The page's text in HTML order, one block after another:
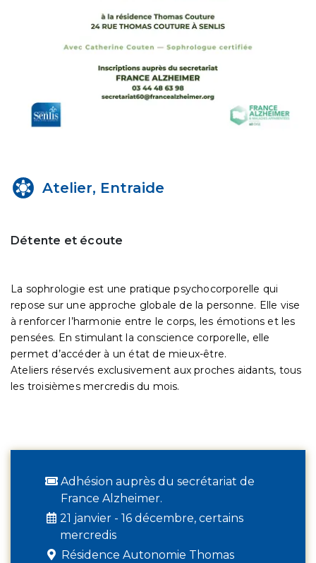
Atelier, Entraide
Détente et écoute
La sophrologie est une pratique psychocorporelle qui
repose sur une approche globale de la personne. Elle vise
à renforcer l’harmonie entre le corps, les émotions et les
pensées. En stimulant la conscience corporelle, elle
permet d’accéder à un état de mieux-être.
Ateliers réservés exclusivement aux proches aidants, tous
les troisièmes mercredis du mois.
Adhésion auprès du secrétariat de
France Alzheimer.
21 janvier - 16 décembre, certains
mercredis
Résidence Autonomie Thomas